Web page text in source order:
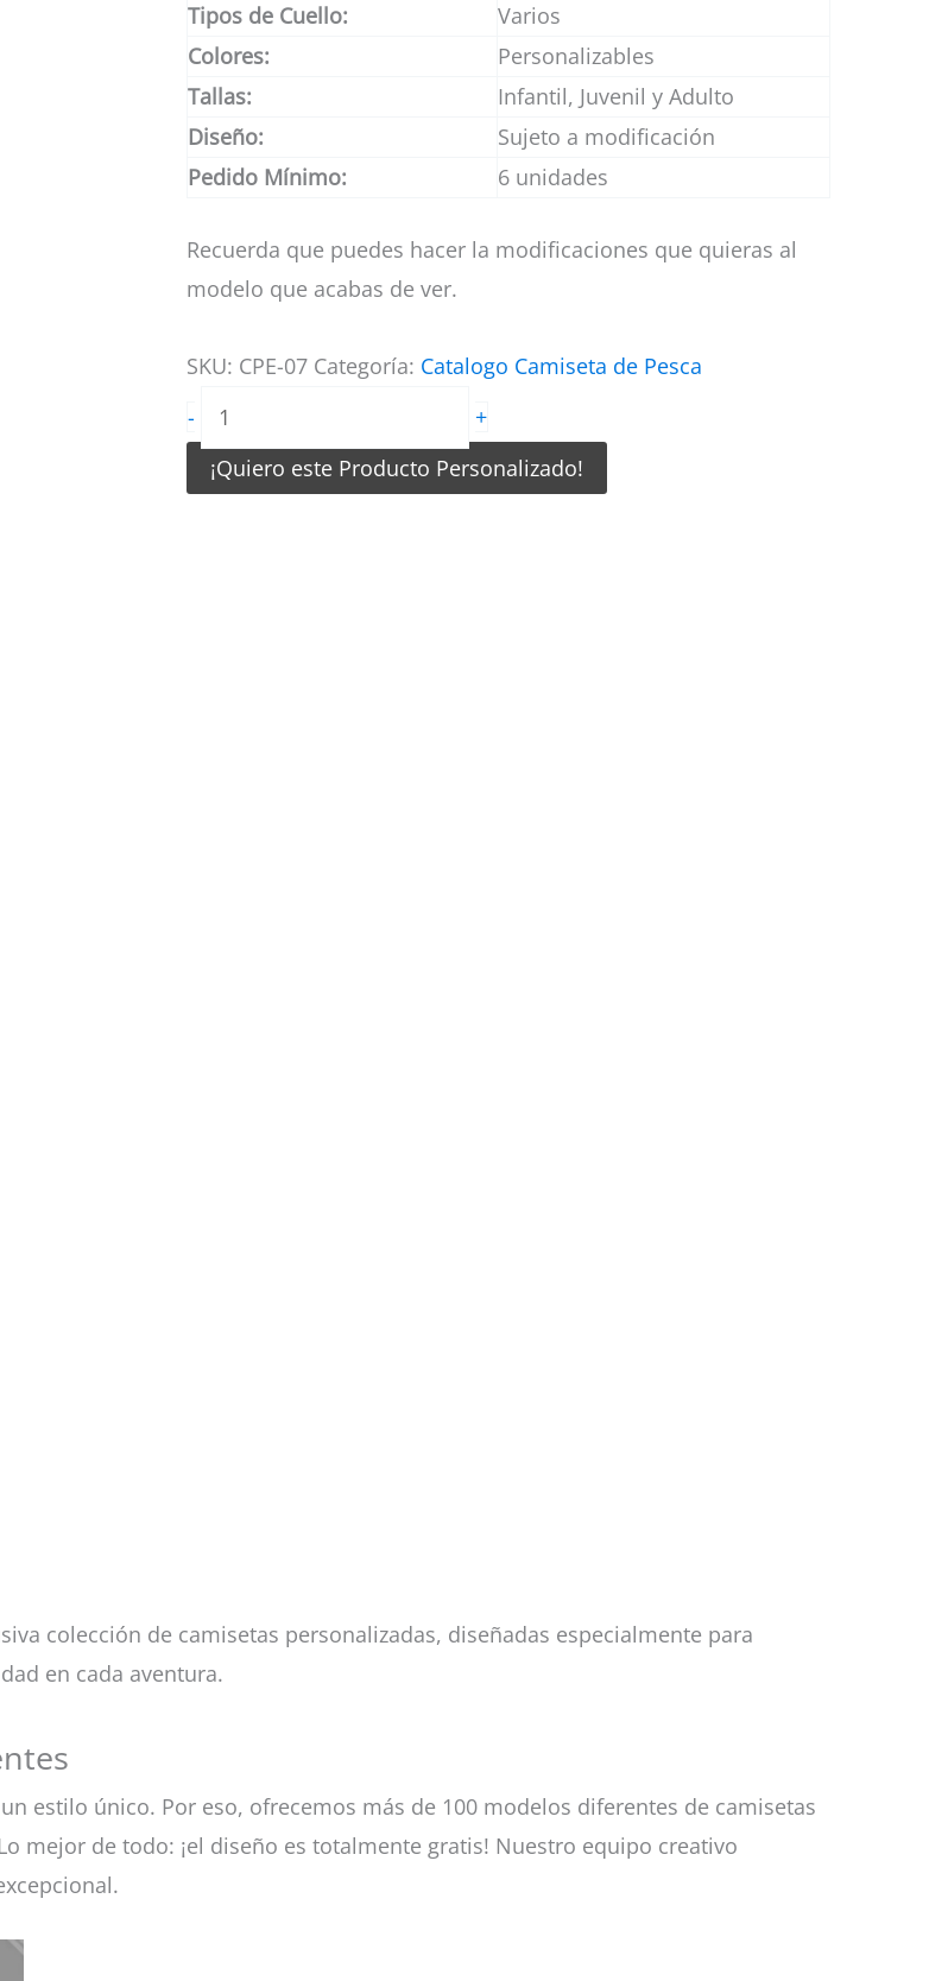
Tipos de Cuello:
Varios
Colores:
Personalizables
Tallas:
Infantil, Juvenil y Adulto
Diseño:
Sujeto a modificación
Pedido Mínimo:
6 unidades
Recuerda que puedes hacer la modificaciones que quieras al
modelo que acabas de ver.
SKU: CPE-07 Categoría: Catalogo Camiseta de Pesca
-
Camiseta
de
Pesca
+
¡Quiero este Producto Personalizado!
colección de camisetas personalizadas, diseñadas especialmente para
en cada aventura.
estilo único. Por eso, ofrecemos más de 100 modelos diferentes de camisetas
mejor de todo: ¡el diseño es totalmente gratis! Nuestro equipo creativo